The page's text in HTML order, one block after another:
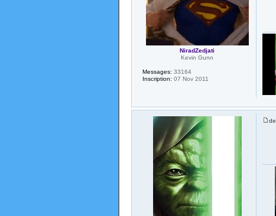
NiradZedjati
Kevin Gunn
Messages: 33164
Inscription: 07 Nov 2011
de